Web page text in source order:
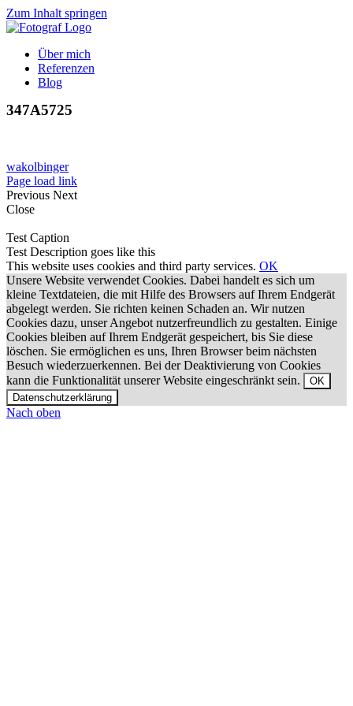
Zum Inhalt springen
Über mich
Referenzen
Blog
347A5725
wakolbinger
Page load link
Previous Next
Close
Test Caption
Test Description goes like this
This website uses cookies and third party services. OK
Unsere Website verwendet Cookies. Dabei handelt es sich um
kleine Textdateien, die mit Hilfe des Browsers auf Ihrem Endgerät
abgelegt werden. Sie richten keinen Schaden an. Wir nutzen
Cookies dazu, unser Angebot nutzerfreundlich zu gestalten. Einige
Cookies bleiben auf Ihrem Endgerät gespeichert, bis Sie diese
löschen. Sie ermöglichen es uns, Ihren Browser beim nächsten
Besuch wiederzuerkennen. Bei der Deaktivierung von Cookies
kann die Funktionalität unserer Website eingeschränkt sein.
OK
Datenschutzerklärung
Nach oben